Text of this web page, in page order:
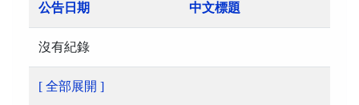
公告日期 中文標題
沒有紀錄
[ 全部展開 ]